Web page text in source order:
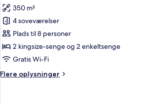
af
Bay
Villa
4
Bedrooms
350 m²
4 soveværelser
Plads til 8 personer
2 kingsize-senge og 2 enkeltsenge
Gratis Wi-Fi
Flere oplysninger
Flere